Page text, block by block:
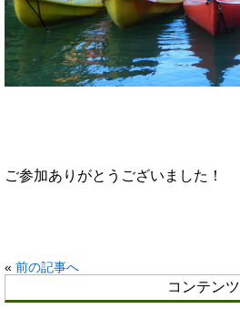
ご参加ありがとうございました！
« 前の記事へ
コンテンツ